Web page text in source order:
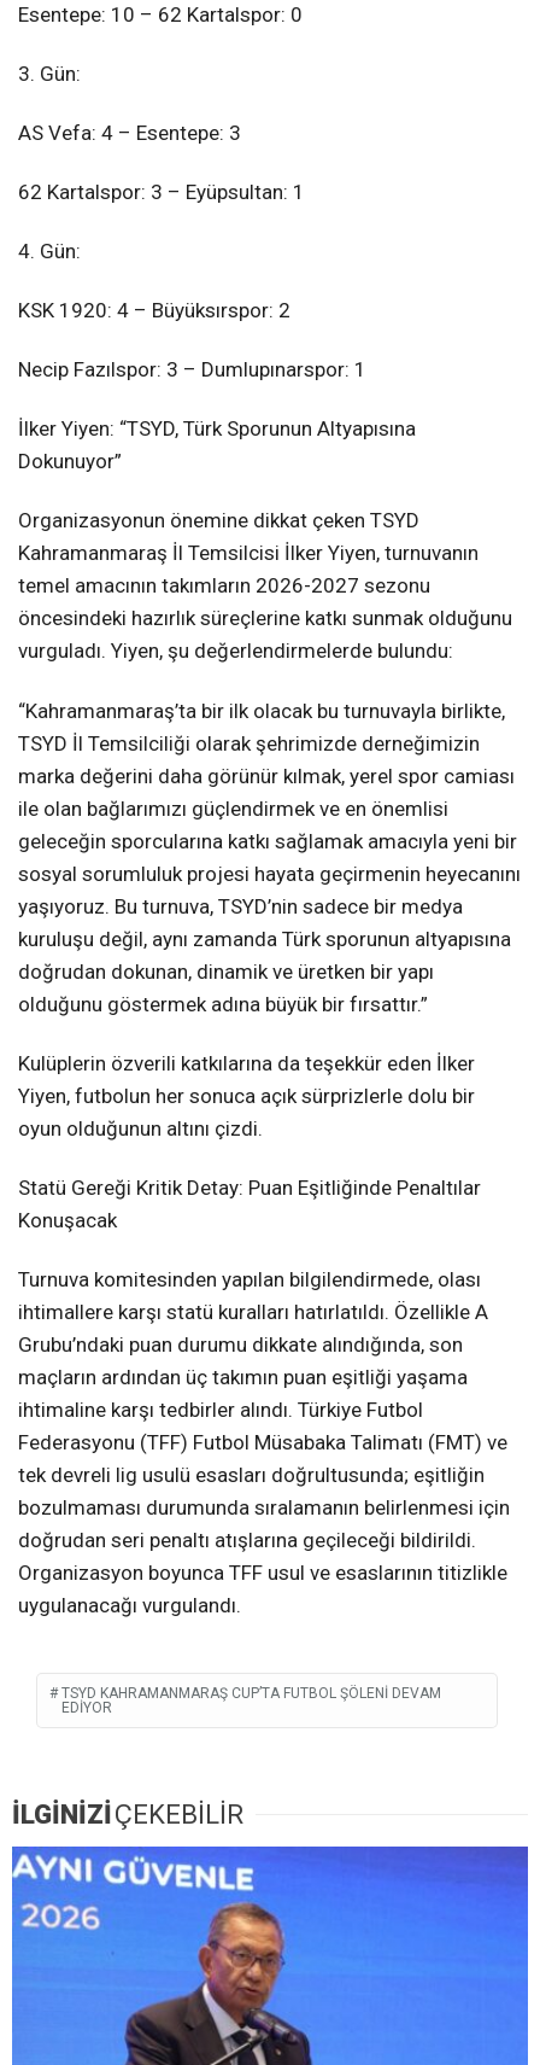
Esentepe: 10 – 62 Kartalspor: 0
3. Gün:
AS Vefa: 4 – Esentepe: 3
62 Kartalspor: 3 – Eyüpsultan: 1
4. Gün:
KSK 1920: 4 – Büyüksırspor: 2
Necip Fazılspor: 3 – Dumlupınarspor: 1
İlker Yiyen: “TSYD, Türk Sporunun Altyapısına
Dokunuyor”
Organizasyonun önemine dikkat çeken TSYD
Kahramanmaraş İl Temsilcisi İlker Yiyen, turnuvanın
temel amacının takımların 2026-2027 sezonu
öncesindeki hazırlık süreçlerine katkı sunmak olduğunu
vurguladı. Yiyen, şu değerlendirmelerde bulundu:
“Kahramanmaraş’ta bir ilk olacak bu turnuvayla birlikte,
TSYD İl Temsilciliği olarak şehrimizde derneğimizin
marka değerini daha görünür kılmak, yerel spor camiası
ile olan bağlarımızı güçlendirmek ve en önemlisi
geleceğin sporcularına katkı sağlamak amacıyla yeni bir
sosyal sorumluluk projesi hayata geçirmenin heyecanını
yaşıyoruz. Bu turnuva, TSYD’nin sadece bir medya
kuruluşu değil, aynı zamanda Türk sporunun altyapısına
doğrudan dokunan, dinamik ve üretken bir yapı
olduğunu göstermek adına büyük bir fırsattır.”
Kulüplerin özverili katkılarına da teşekkür eden İlker
Yiyen, futbolun her sonuca açık sürprizlerle dolu bir
oyun olduğunun altını çizdi.
Statü Gereği Kritik Detay: Puan Eşitliğinde Penaltılar
Konuşacak
Turnuva komitesinden yapılan bilgilendirmede, olası
ihtimallere karşı statü kuralları hatırlatıldı. Özellikle A
Grubu’ndaki puan durumu dikkate alındığında, son
maçların ardından üç takımın puan eşitliği yaşama
ihtimaline karşı tedbirler alındı. Türkiye Futbol
Federasyonu (TFF) Futbol Müsabaka Talimatı (FMT) ve
tek devreli lig usulü esasları doğrultusunda; eşitliğin
bozulmaması durumunda sıralamanın belirlenmesi için
doğrudan seri penaltı atışlarına geçileceği bildirildi.
Organizasyon boyunca TFF usul ve esaslarının titizlikle
uygulanacağı vurgulandı.
TSYD KAHRAMANMARAŞ CUP’TA FUTBOL ŞÖLENI DEVAM
EDIYOR
İLGİNİZİÇEKEBİLİR